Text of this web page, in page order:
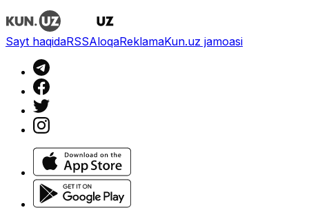
Sayt haqidaRSSAloqaReklamaKun.uz jamoasi